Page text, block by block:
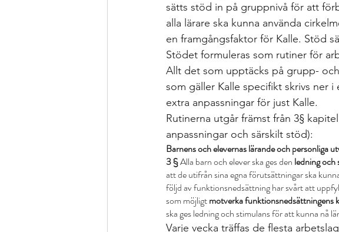
sätts stöd in på gruppnivå för att
alla lärare ska kunna använda
en framgångsfaktor för Kalle. Stöd
Stödet formuleras som rutiner för
Allt det som upptäcks på grupp-
som gäller Kalle specifikt skrivs ner
extra anpassningar för just Kalle.
Rutinerna utgår främst från 3§
anpassningar och särskilt stöd):
Barnens och elevernas lärande och personliga
3 § Alla barn och elever ska ges den ledning och
att de utifrån sina egna förutsättningar ska
följd av funktionsnedsättning har svårt att
som möjligt motverka funktionsnedsättningens
ska ges ledning och stimulans för att kunna nå
Varje vecka träffas de flesta